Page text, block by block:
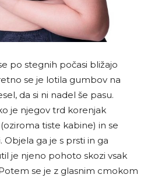
po stegnih počasi bližajo
se je lotila gumbov na
da si ni nadel še pasu.
je njegov trd korenjak
tiste kabine) in se
ga je s prsti in ga
je njeno pohoto skozi vsak
se je z glasnim cmokom